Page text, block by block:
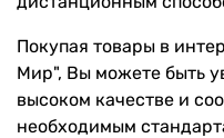
Покупая товары в
Мир", Вы можете быть
высоком качестве и
необходимым